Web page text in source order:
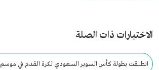
الاختبارات ذات الصلة
انطلقت بطولة كأس السوبر السعودي لكرة القدم في موسم 2013م.